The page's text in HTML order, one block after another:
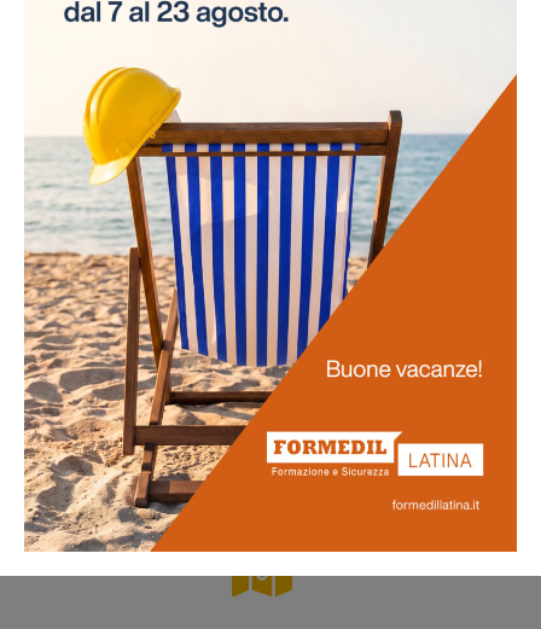
necessità di interruzioni per gli esami. Questo
approccio innovativo non solo risparmia tempo alle
Promozione
della salute
La salute dei lavoratori rappresenta il fulcro di questo
progetto. Favoriamo uno stile di vita salutare tra il
personale e sosteniamo attivamente la prevenzione
delle malattie professionali. Ci impegniamo
nell'obiettivo di potenziare la vostra salute e il vostro
benessere generale.